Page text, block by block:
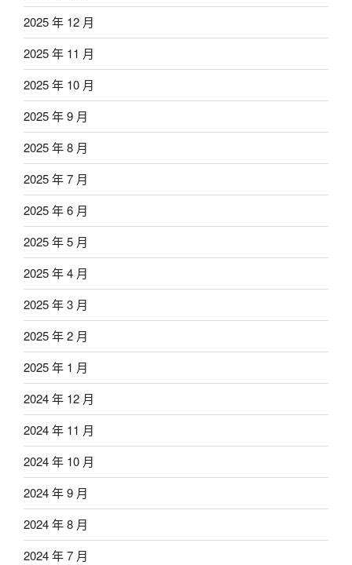
2025 年 12 月
2025 年 11 月
2025 年 10 月
2025 年 9 月
2025 年 8 月
2025 年 7 月
2025 年 6 月
2025 年 5 月
2025 年 4 月
2025 年 3 月
2025 年 2 月
2025 年 1 月
2024 年 12 月
2024 年 11 月
2024 年 10 月
2024 年 9 月
2024 年 8 月
2024 年 7 月